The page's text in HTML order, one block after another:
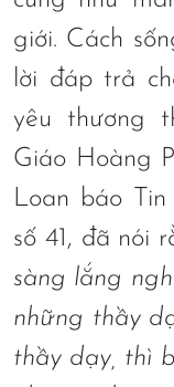
giới. Cách
lời đáp trả
yêu thương
Giáo Hoàng
Loan báo
số 41, đã nói
sàng lắng
những thầy
thầy dạy, thì